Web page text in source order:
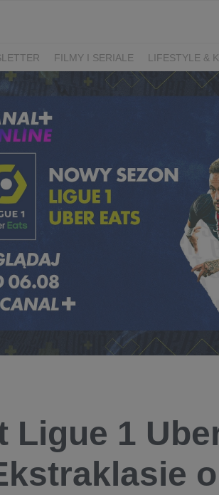
FILMY I SERIALE LIFESTYLE &
KIEDY ŚLUB? BELFER SORTOWNIA
Ligue 1